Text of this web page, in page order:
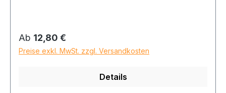
Regulärer Preis:
Ab 12,80 €
Preise exkl. MwSt. zzgl. Versandkosten
Details